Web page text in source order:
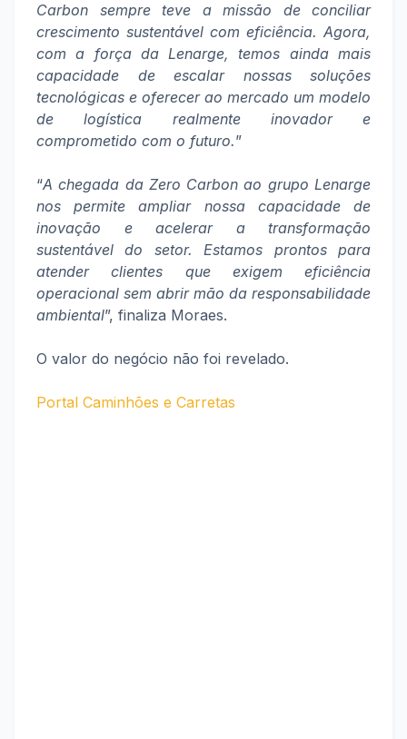
Carbon sempre teve a missão de conciliar
crescimento sustentável com eficiência. Agora,
com a força da Lenarge, temos ainda mais
capacidade de escalar nossas soluções
tecnológicas e oferecer ao mercado um modelo
de logística realmente inovador e
comprometido com o futuro.”
“A chegada da Zero Carbon ao grupo Lenarge
nos permite ampliar nossa capacidade de
inovação e acelerar a transformação
sustentável do setor. Estamos prontos para
atender clientes que exigem eficiência
operacional sem abrir mão da responsabilidade
ambiental”, finaliza Moraes.
O valor do negócio não foi revelado.
Portal Caminhões e Carretas